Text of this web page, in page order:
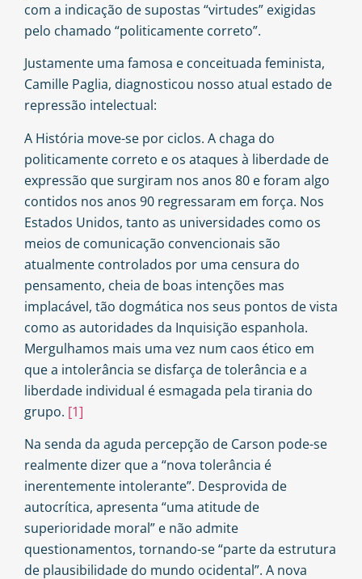
com a indicação de supostas “virtudes” exigidas
pelo chamado “politicamente correto”.
Justamente uma famosa e conceituada feminista,
Camille Paglia, diagnosticou nosso atual estado de
repressão intelectual:
A História move-se por ciclos. A chaga do
politicamente correto e os ataques à liberdade de
expressão que surgiram nos anos 80 e foram algo
contidos nos anos 90 regressaram em força. Nos
Estados Unidos, tanto as universidades como os
meios de comunicação convencionais são
atualmente controlados por uma censura do
pensamento, cheia de boas intenções mas
implacável, tão dogmática nos seus pontos de vista
como as autoridades da Inquisição espanhola.
Mergulhamos mais uma vez num caos ético em
que a intolerância se disfarça de tolerância e a
liberdade individual é esmagada pela tirania do
grupo. [1]
Na senda da aguda percepção de Carson pode-se
realmente dizer que a “nova tolerância é
inerentemente intolerante”. Desprovida de
autocrítica, apresenta “uma atitude de
superioridade moral” e não admite
questionamentos, tornando-se “parte da estrutura
de plausibilidade do mundo ocidental”. A nova